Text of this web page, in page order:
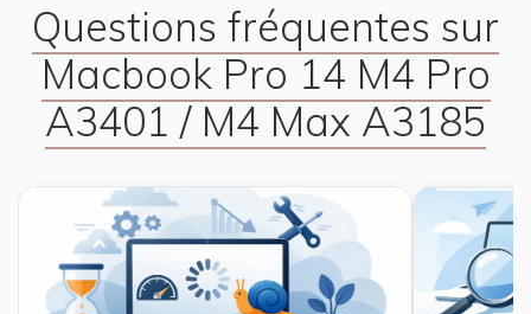
Questions fréquentes sur
Macbook Pro 14 M4 Pro
A3401 / M4 Max A3185